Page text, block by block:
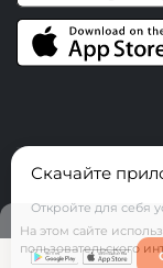
© HerAntalya.
Скачайте
Откройте для себя
На этом сайте
пользовательского